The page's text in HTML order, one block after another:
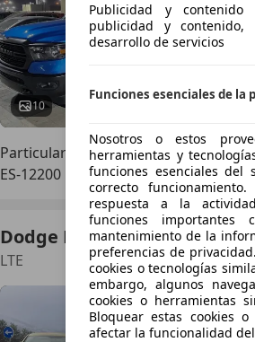
10
Particular
ES-12200 Onda
Dodge RAM
LTE
Publicidad y contenido
publicidad y contenido,
desarrollo de servicios
Funciones esenciales de la
Nosotros o estos
herramientas y
funciones esenciales
correcto
respuesta a la
funciones
mantenimiento de la
preferencias de
cookies o tecnologías
embargo, algunos
cookies o herramientas
Bloquear estas cookies
afectar la funcionalidad